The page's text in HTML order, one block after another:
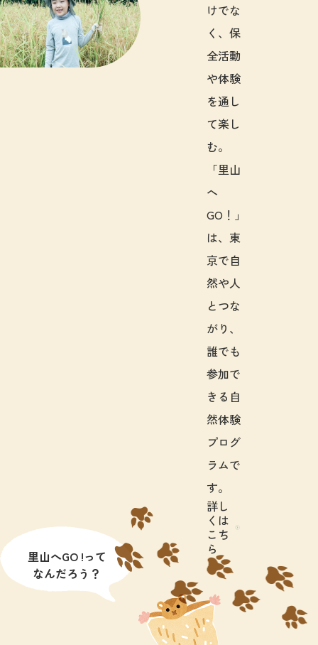
けでな
く、保
全活動
や体験
を通し
て楽し
む。
「里山
へ
GO！」
は、東
京で自
然や人
とつな
がり、
誰でも
参加で
きる自
然体験
プログ
ラムで
す。
詳し
くは
こち
ら
里山へGO !って
なんだろう？